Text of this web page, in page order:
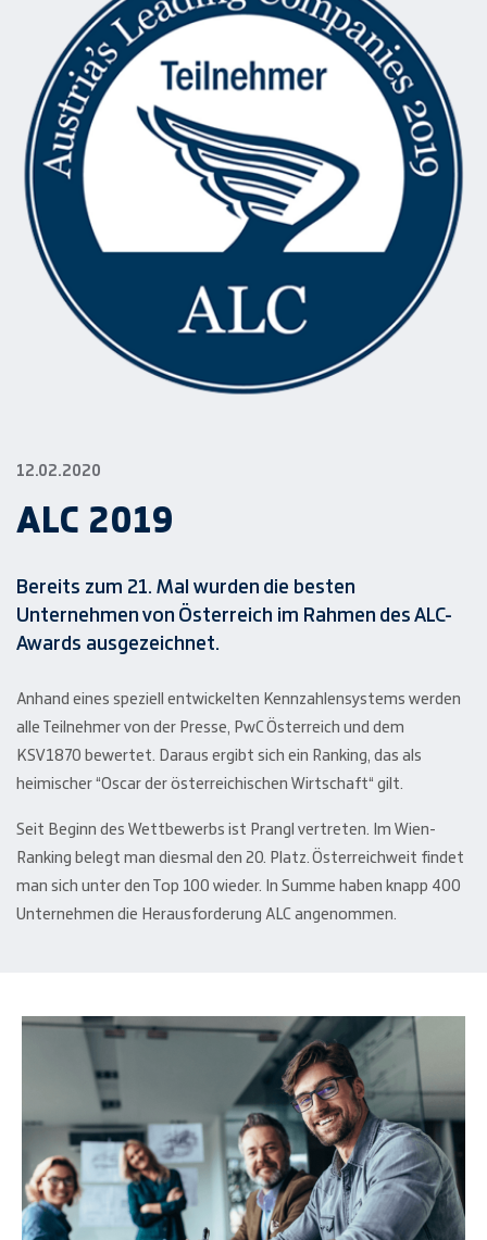
12.02.2020
ALC 2019
Bereits zum 21. Mal wurden die besten
Unternehmen von Österreich im Rahmen des ALC-
Awards ausgezeichnet.
Anhand eines speziell entwickelten Kennzahlensystems werden
alle Teilnehmer von der Presse, PwC Österreich und dem
KSV1870 bewertet. Daraus ergibt sich ein Ranking, das als
heimischer “Oscar der österreichischen Wirtschaft“ gilt.
Seit Beginn des Wettbewerbs ist Prangl vertreten. Im Wien-
Ranking belegt man diesmal den 20. Platz. Österreichweit findet
man sich unter den Top 100 wieder. In Summe haben knapp 400
Unternehmen die Herausforderung ALC angenommen.